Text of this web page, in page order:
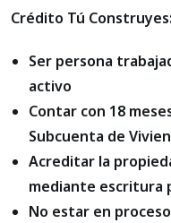
Crédito Tú Construyes:
Ser persona
activo
Contar con 18
Subcuenta de
Acreditar la
mediante escritura
No estar en